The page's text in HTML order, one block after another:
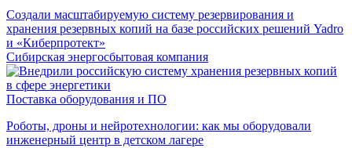
Создали масштабируемую систему резервирования и
хранения резервных копий на базе российских решений Yadro
и «Киберпротект»
Сибирская энергосбытовая компания
Поставка оборудования и ПО
Роботы, дроны и нейротехнологии: как мы оборудовали
инженерный центр в детском лагере